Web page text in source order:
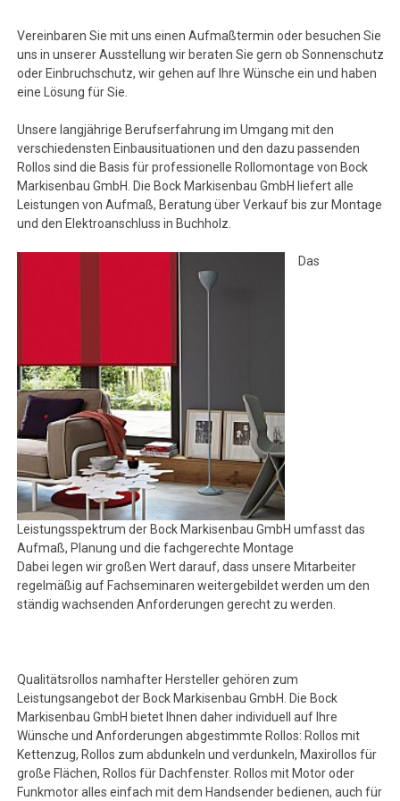
Vereinbaren Sie mit uns einen Aufmaßtermin oder besuchen Sie
uns in unserer Ausstellung wir beraten Sie gern ob Sonnenschutz
oder Einbruchschutz, wir gehen auf Ihre Wünsche ein und haben
eine Lösung für Sie.
Unsere langjährige Berufserfahrung im Umgang mit den
verschiedensten Einbausituationen und den dazu passenden
Rollos sind die Basis für professionelle Rollomontage von Bock
Markisenbau GmbH. Die Bock Markisenbau GmbH liefert alle
Leistungen von Aufmaß, Beratung über Verkauf bis zur Montage
und den Elektroanschluss in Buchholz.
Das
Leistungsspektrum der Bock Markisenbau GmbH umfasst das
Aufmaß, Planung und die fachgerechte Montage
Dabei legen wir großen Wert darauf, dass unsere Mitarbeiter
regelmäßig auf Fachseminaren weitergebildet werden um den
ständig wachsenden Anforderungen gerecht zu werden.
Qualitätsrollos namhafter Hersteller gehören zum
Leistungsangebot der Bock Markisenbau GmbH. Die Bock
Markisenbau GmbH bietet Ihnen daher individuell auf Ihre
Wünsche und Anforderungen abgestimmte Rollos: Rollos mit
Kettenzug, Rollos zum abdunkeln und verdunkeln, Maxirollos für
große Flächen, Rollos für Dachfenster. Rollos mit Motor oder
Funkmotor alles einfach mit dem Handsender bedienen, auch für